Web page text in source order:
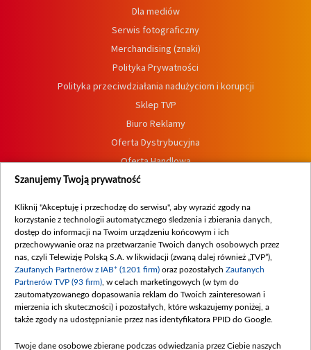
Dla mediów
Serwis fotograficzny
Merchandising (znaki)
Polityka Prywatności
Polityka przeciwdziałania nadużyciom i korupcji
Sklep TVP
Biuro Reklamy
Oferta Dystrybucyjna
Oferta Handlowa
Dostępność
Procedura zgłoszeń wewnętrznych
Szanujemy Twoją prywatność
Kliknij "Akceptuję i przechodzę do serwisu", aby wyrazić zgody na
korzystanie z technologii automatycznego śledzenia i zbierania danych,
dostęp do informacji na Twoim urządzeniu końcowym i ich
przechowywanie oraz na przetwarzanie Twoich danych osobowych przez
nas, czyli Telewizję Polską S.A. w likwidacji (zwaną dalej również „TVP”),
Zaufanych Partnerów z IAB* (1201 firm) oraz pozostałych Zaufanych
Partnerów TVP (93 firm) , w celach marketingowych (w tym do
zautomatyzowanego dopasowania reklam do Twoich zainteresowań i
mierzenia ich skuteczności) i pozostałych, które wskazujemy poniżej, a
także zgody na udostępnianie przez nas identyfikatora PPID do Google.
Twoje dane osobowe zbierane podczas odwiedzania przez Ciebie naszych